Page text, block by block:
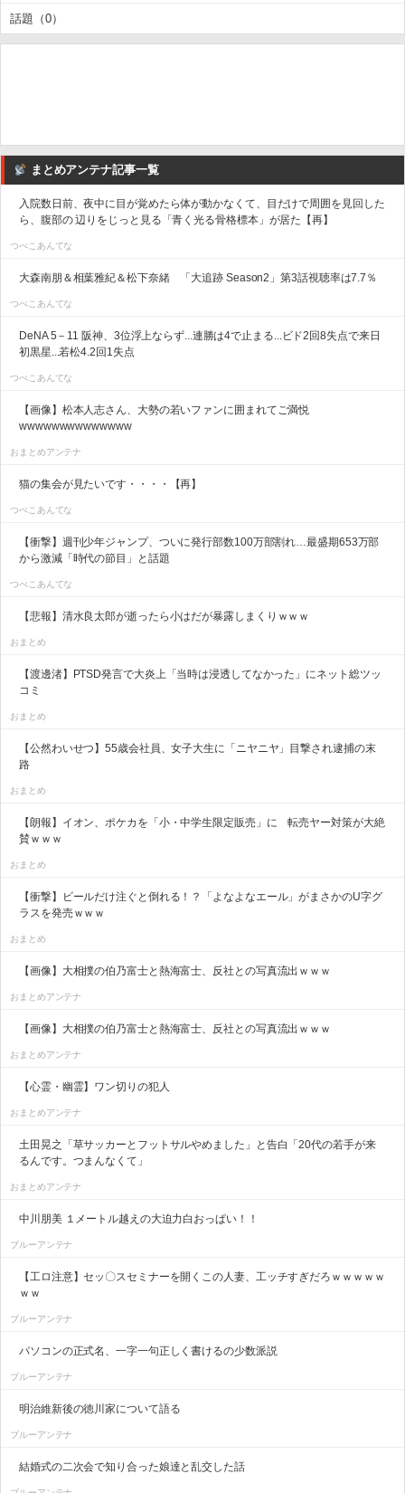
話題（0）
まとめアンテナ記事一覧
入院数日前、夜中に目が覚めたら体が動かなくて、目だけで周囲を見回した
ら、腹部の 辺りをじっと見る「青く光る骨格標本」が居た【再】
つべこあんてな
大森南朋＆相葉雅紀＆松下奈緒 「大追跡 Season2」第3話視聴率は7.7％
つべこあんてな
DeNA 5－11 阪神、3位浮上ならず...連勝は4で止まる...ビド2回8失点で来日
初黒星...若松4.2回1失点
つべこあんてな
【画像】松本人志さん、大勢の若いファンに囲まれてご満悦
wwwwwwwwwwwwww
おまとめアンテナ
猫の集会が見たいです・・・・【再】
つべこあんてな
【衝撃】週刊少年ジャンプ、ついに発行部数100万部割れ…最盛期653万部
から激減「時代の節目」と話題
つべこあんてな
【悲報】清水良太郎が逝ったら小はだが暴露しまくりｗｗｗ
おまとめ
【渡邊渚】PTSD発言で大炎上「当時は浸透してなかった」にネット総ツッ
コミ
おまとめ
【公然わいせつ】55歳会社員、女子大生に「ニヤニヤ」目撃され逮捕の末
路
おまとめ
【朗報】イオン、ポケカを「小・中学生限定販売」に 転売ヤー対策が大絶
賛ｗｗｗ
おまとめ
【衝撃】ビールだけ注ぐと倒れる！？「よなよなエール」がまさかのU字グ
ラスを発売ｗｗｗ
おまとめ
【画像】大相撲の伯乃富士と熱海富士、反社との写真流出ｗｗｗ
おまとめアンテナ
【画像】大相撲の伯乃富士と熱海富士、反社との写真流出ｗｗｗ
おまとめアンテナ
【心霊・幽霊】ワン切りの犯人
おまとめアンテナ
土田晃之「草サッカーとフットサルやめました」と告白「20代の若手が来
るんです。つまんなくて」
おまとめアンテナ
中川朋美 １メートル越えの大迫力白おっぱい！！
ブルーアンテナ
【工ロ注意】セッ〇スセミナーを開くこの人妻、工ッチすぎだろｗｗｗｗｗ
ｗｗ
ブルーアンテナ
パソコンの正式名、一字一句正しく書けるの少数派説
ブルーアンテナ
明治維新後の徳川家について語る
ブルーアンテナ
結婚式の二次会で知り合った娘達と乱交した話